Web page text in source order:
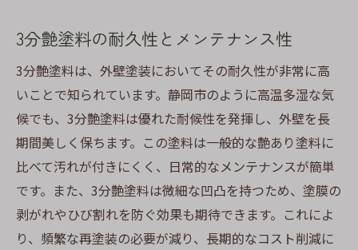
艶あり塗料と3分艶塗料の違いを徹底比較
見た目に現れる艶感の違い
耐久性とメンテナンス性の比較
環境への影響を考慮した選び方
費用対効果で考える最適な選択
施工業者が教える塗料の選び方
静岡市での人気塗料ランキング
静岡市で外壁塗装をする際に知っておくべきこ
3分艶塗料の耐久性とメンテナンス性
3分艶塗料は、外壁塗装においてその耐久性が非常に高
いことで知られています。静岡市のように高温多湿な気
候でも、3分艶塗料は優れた耐候性を発揮し、外壁を長
期間美しく保ちます。この塗料は一般的な艶あり塗料に
比べて汚れが付きにくく、日常的なメンテナンスが簡単
です。また、3分艶塗料は微細な凹凸を持つため、塗膜の
剥がれやひび割れを防ぐ効果も期待できます。これによ
り、頻繁な再塗装の必要が減り、長期的なコスト削減に